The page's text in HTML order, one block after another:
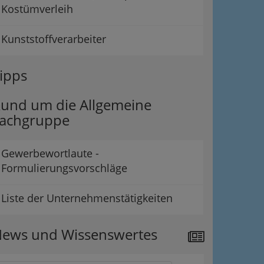
Kostümverleih
Kunststoffverarbeiter
um die Allgemeine
Gewerbewortlaute -
Formulierungsvorschläge
Liste der Unternehmenstätigkeiten
und Wissenswertes